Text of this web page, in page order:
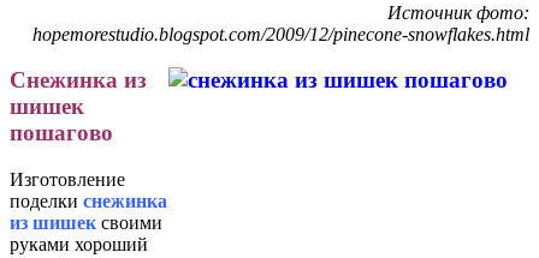
Источник фото:
hopemorestudio.blogspot.com/2009/12/pinecone-snowflakes.html
Снежинка из
шишек
пошагово
Изготовление
поделки снежинка
из шишек своими
руками хороший